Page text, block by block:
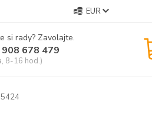
EUR
si rady? Zavolajte.
678 479
8-16 hod.)